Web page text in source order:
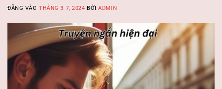
ĐĂNG VÀOTHÁNG 3 7, 2024 BỞIADMIN